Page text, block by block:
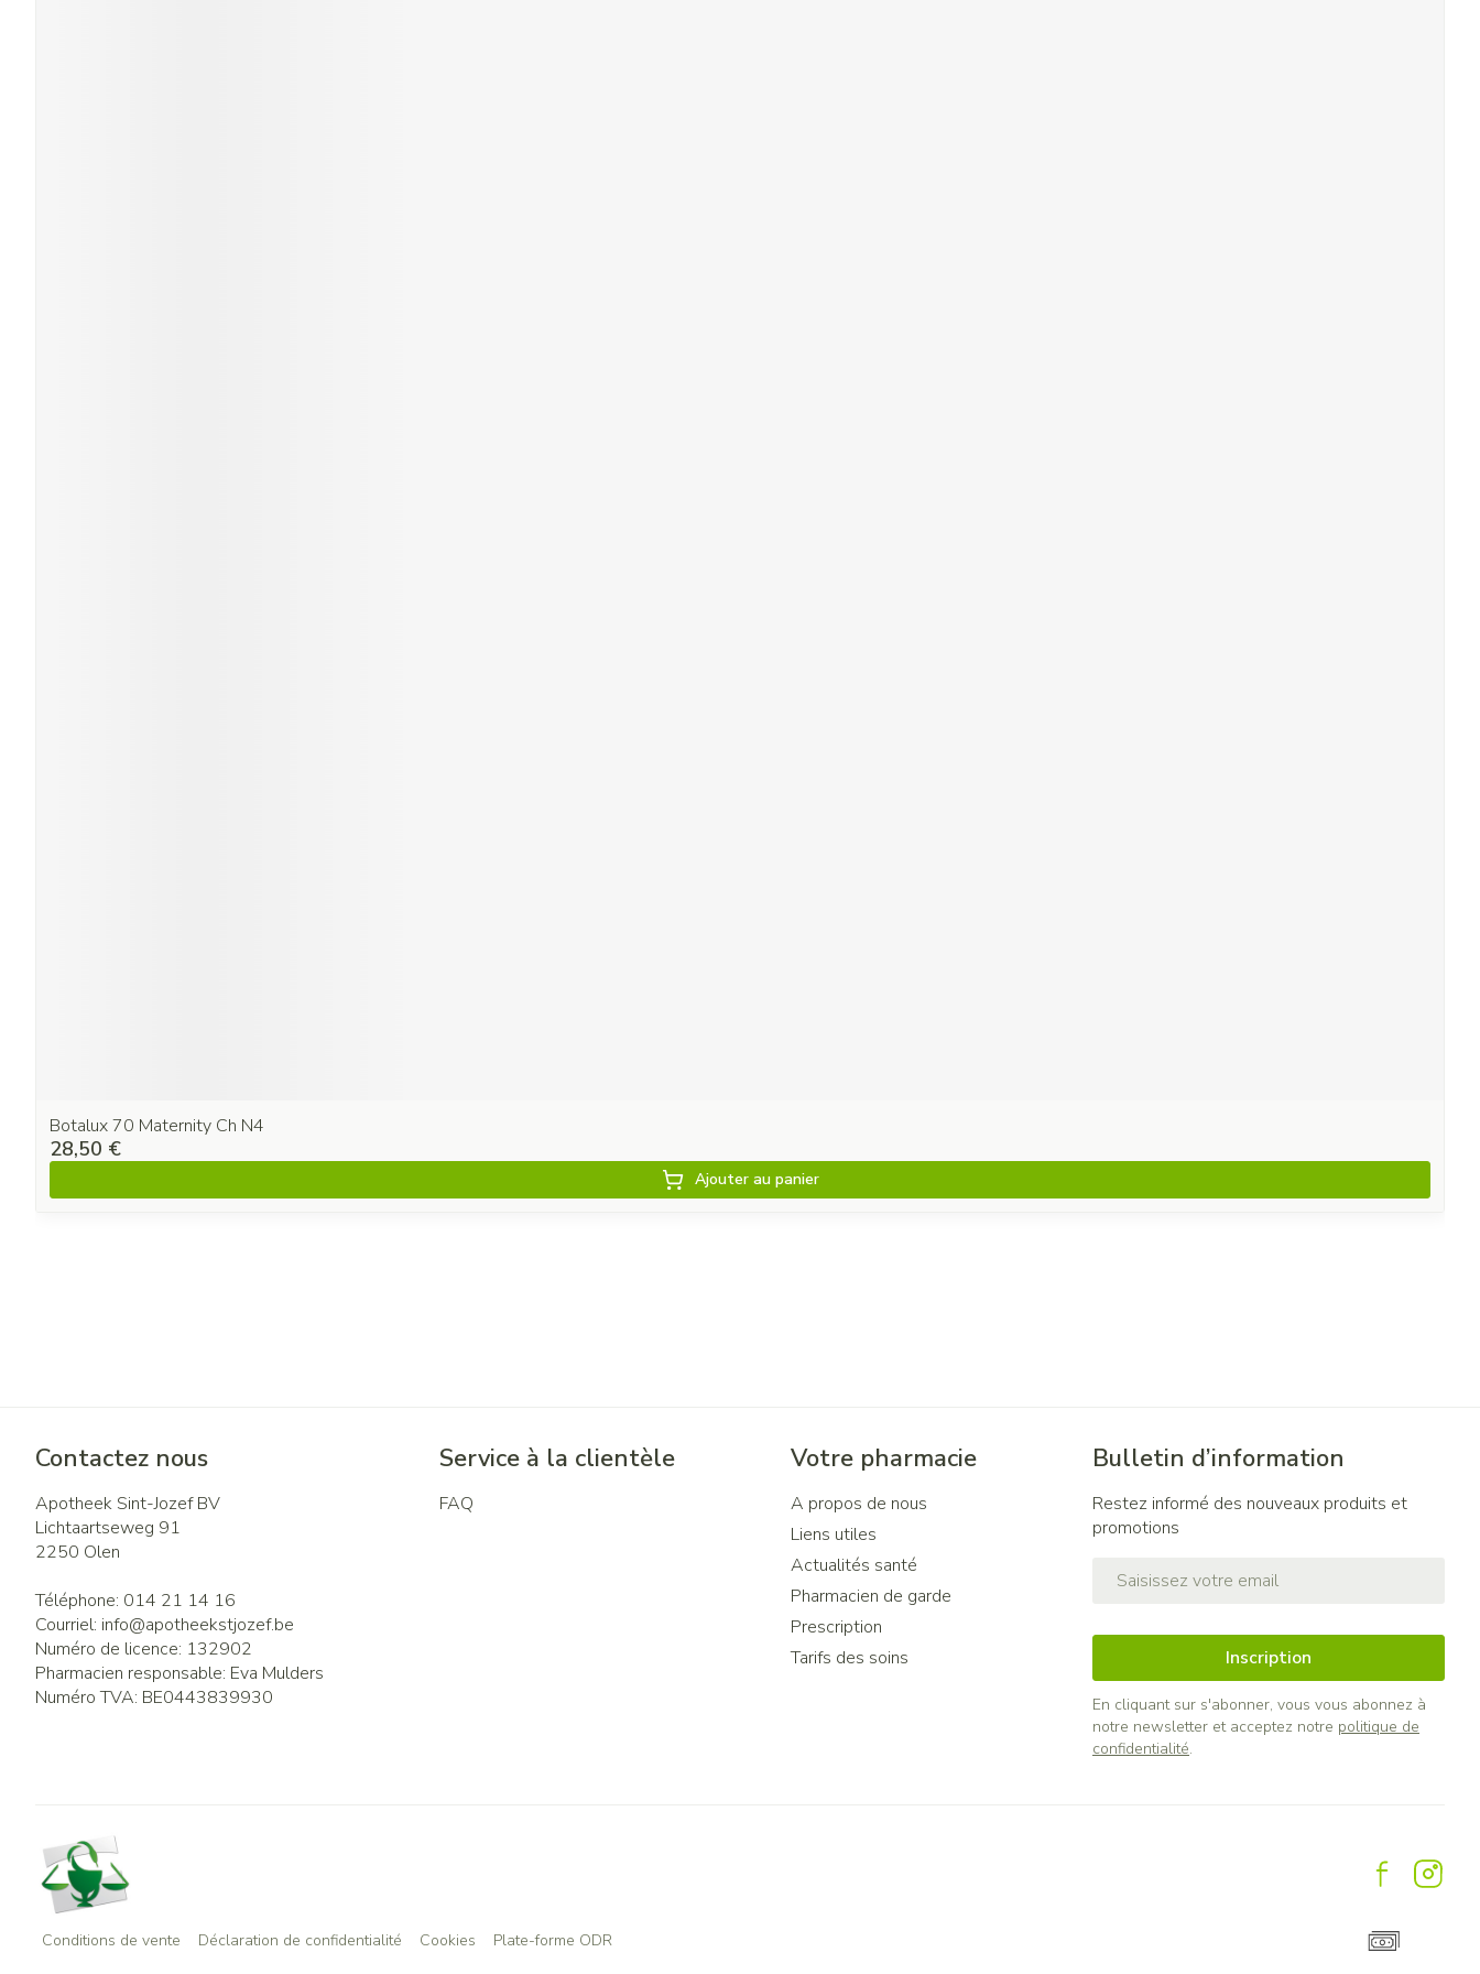
Botalux 70 Maternity Ch N4
28,50 €
Ajouter au panier
Contactez nous
Apotheek Sint-Jozef BV
Lichtaartseweg 91
2250 Olen
Téléphone: 014 21 14 16
Courriel: info@apotheekstjozef.be
Numéro de licence: 132902
Pharmacien responsable: Eva Mulders
Numéro TVA: BE0443839930
Service à la clientèle
FAQ
Votre pharmacie
A propos de nous
Liens utiles
Actualités santé
Pharmacien de garde
Prescription
Tarifs des soins
Bulletin d’information
Restez informé des nouveaux produits et
promotions
Inscription
En cliquant sur s'abonner, vous vous abonnez à
notre newsletter et acceptez notre politique de
confidentialité.
Conditions de vente Déclaration de confidentialité Cookies Plate-forme ODR